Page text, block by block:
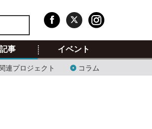
事
連プロジェクト コラム
イベント